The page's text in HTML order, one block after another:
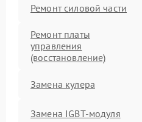
Ремонт силовой части
Ремонт платы
управления
(восстановление)
Замена кулера
Замена IGBT-модуля